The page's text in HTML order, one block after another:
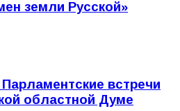
земли Русской»
встречи
областной Думе